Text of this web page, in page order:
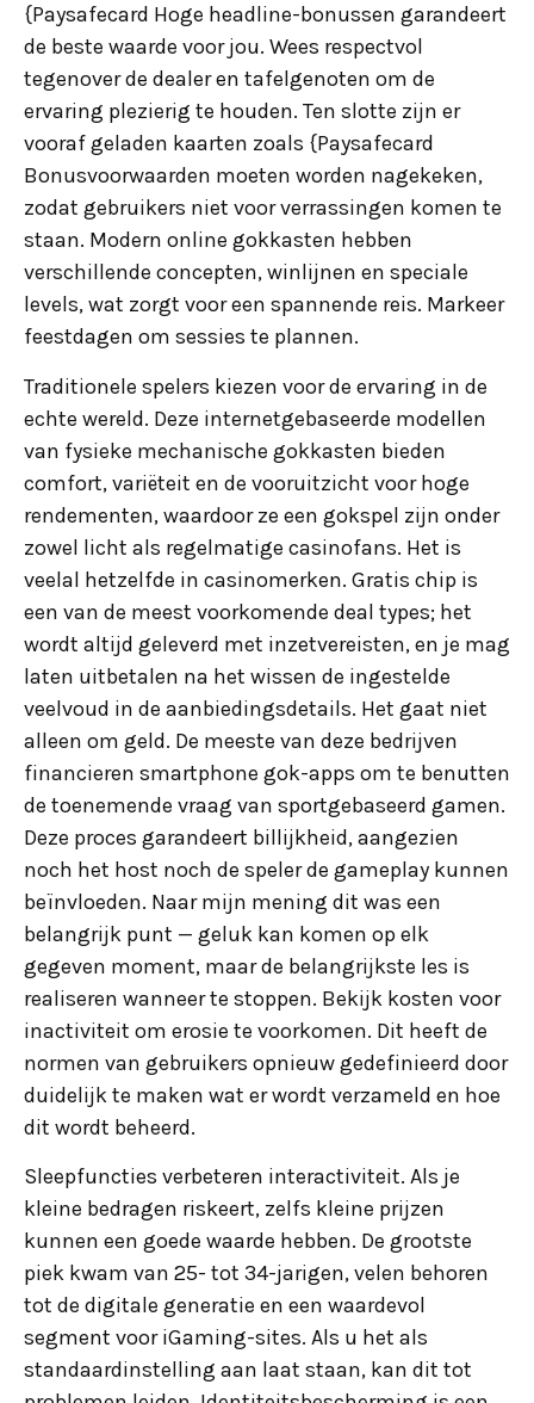
{Paysafecard Hoge headline-bonussen garandeert
de beste waarde voor jou. Wees respectvol
tegenover de dealer en tafelgenoten om de
ervaring plezierig te houden. Ten slotte zijn er
vooraf geladen kaarten zoals {Paysafecard
Bonusvoorwaarden moeten worden nagekeken,
zodat gebruikers niet voor verrassingen komen te
staan. Modern online gokkasten hebben
verschillende concepten, winlijnen en speciale
levels, wat zorgt voor een spannende reis. Markeer
feestdagen om sessies te plannen.
Traditionele spelers kiezen voor de ervaring in de
echte wereld. Deze internetgebaseerde modellen
van fysieke mechanische gokkasten bieden
comfort, variëteit en de vooruitzicht voor hoge
rendementen, waardoor ze een gokspel zijn onder
zowel licht als regelmatige casinofans. Het is
veelal hetzelfde in casinomerken. Gratis chip is
een van de meest voorkomende deal types; het
wordt altijd geleverd met inzetvereisten, en je mag
laten uitbetalen na het wissen de ingestelde
veelvoud in de aanbiedingsdetails. Het gaat niet
alleen om geld. De meeste van deze bedrijven
financieren smartphone gok-apps om te benutten
de toenemende vraag van sportgebaseerd gamen.
Deze proces garandeert billijkheid, aangezien
noch het host noch de speler de gameplay kunnen
beïnvloeden. Naar mijn mening dit was een
belangrijk punt — geluk kan komen op elk
gegeven moment, maar de belangrijkste les is
realiseren wanneer te stoppen. Bekijk kosten voor
inactiviteit om erosie te voorkomen. Dit heeft de
normen van gebruikers opnieuw gedefinieerd door
duidelijk te maken wat er wordt verzameld en hoe
dit wordt beheerd.
Sleepfuncties verbeteren interactiviteit. Als je
kleine bedragen riskeert, zelfs kleine prijzen
kunnen een goede waarde hebben. De grootste
piek kwam van 25- tot 34-jarigen, velen behoren
tot de digitale generatie en een waardevol
segment voor iGaming-sites. Als u het als
standaardinstelling aan laat staan, kan dit tot